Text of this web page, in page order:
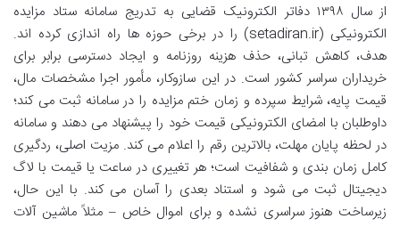
از سال ۱۳۹۸ دفاتر الکترونیک قضایی به تدریج سامانه ستاد مزایده
الکترونیکی (setadiran.ir) را در برخی حوزه ها راه اندازی کرده اند.
هدف، کاهش تبانی، حذف هزینه روزنامه و ایجاد دسترسی برابر برای
خریداران سراسر کشور است. در این سازوکار، مأمور اجرا مشخصات مال،
قیمت پایه، شرایط سپرده و زمان ختم مزایده را در سامانه ثبت می کند؛
داوطلبان با امضای الکترونیکی قیمت خود را پیشنهاد می دهند و سامانه
در لحظه پایان مهلت، بالاترین رقم را اعلام می کند. مزیت اصلی، ردگیری
کامل زمان بندی و شفافیت است؛ هر تغییری در ساعت یا قیمت با لاگ
دیجیتال ثبت می شود و استناد بعدی را آسان می کند. با این حال،
زیرساخت هنوز سراسری نشده و برای اموال خاص – مثلاً ماشین آلات